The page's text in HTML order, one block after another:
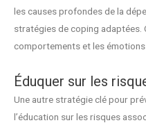
les causes profondes de la
stratégies de coping adaptées.
comportements et les émotions
Éduquer sur les
Une autre stratégie clé pour
l’éducation sur les risques